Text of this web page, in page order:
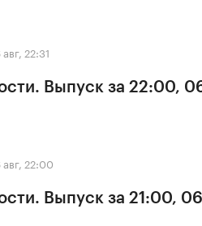
22:31
Выпуск за 22:00,
22:00
Выпуск за 21:00,